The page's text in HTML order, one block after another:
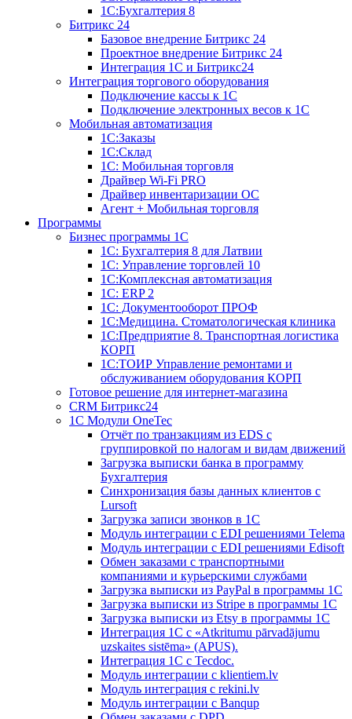
1С:Бухгалтерия 8
Битрикс 24
Базовое внедрение Битрикс 24
Проектное внедрение Битрикс 24
Интеграция 1С и Битрикс24
Интеграция торгового оборудования
Подключение кассы к 1С
Подключение электронных весов к 1С
Мобильная автоматизация
1С:Заказы
1С:Склад
1С: Мобильная торговля
Драйвер Wi-Fi PRO
Драйвер инвентаризации ОС
Агент + Мобильная торговля
Программы
Бизнес программы 1С
1С: Бухгалтерия 8 для Латвии
1С: Управление торговлей 10
1C:Комплексная автоматизация
1С: ERP 2
1С: Документооборот ПРОФ
1С:Медицина. Стоматологическая клиника
1С:Предприятие 8. Транспортная логистика
КОРП
1С:ТОИР Управление ремонтами и
обслуживанием оборудования КОРП
Готовое решение для интернет-магазина
CRM Битрикс24
1C Модули OneTec
Отчёт по транзакциям из EDS с
группировкой по налогам и видам движений
Загрузка выписки банка в программу
Бухгалтерия
Синхронизация базы данных клиентов с
Lursoft
Загрузка записи звонков в 1С
Модуль интеграции с EDI решениями Telema
Модуль интеграции с EDI решениями Edisoft
Обмен заказами с транспортными
компаниями и курьерскими службами
Загрузка выписки из PayPal в программы 1C
Загрузка выписки из Stripe в программы 1C
Загрузка выписки из Etsy в программы 1C
Интеграция 1С с «Atkritumu pārvadājumu
uzskaites sistēma» (APUS).
Интеграция 1С с Tecdoc.
Модуль интеграции с klientiem.lv
Модуль интеграция с rekini.lv
Модуль интеграции с Banqup